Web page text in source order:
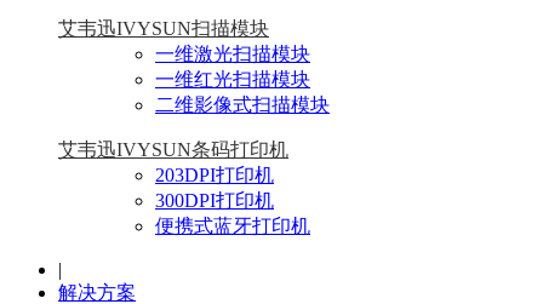
艾韦迅IVYSUN扫描模块
一维激光扫描模块
一维红光扫描模块
二维影像式扫描模块
艾韦迅IVYSUN条码打印机
203DPI打印机
300DPI打印机
便携式蓝牙打印机
|
解决方案